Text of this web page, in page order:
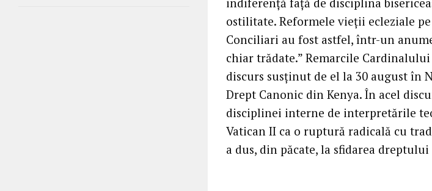
ostilitate. Reformele vieţii ecleziale
Conciliari au fost astfel, într-un
chiar trădate.” Remarcile
discurs susţinut de el la 30 august în
Drept Canonic din Kenya. În acel
disciplinei interne de interpretările
Vatican II ca o ruptură radicală cu
a dus, din păcate, la sfidarea